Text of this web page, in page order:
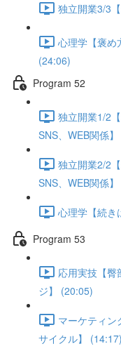
独立開業3/3
心理学【褒め
(24:06)
Program 52
独立開業1/2
SNS、WEB関係
独立開業2/2
SNS、WEB関係
心理学【続
Program 53
応用実技【
ジ】 (20:05)
マーケティ
サイクル】 (14:17)